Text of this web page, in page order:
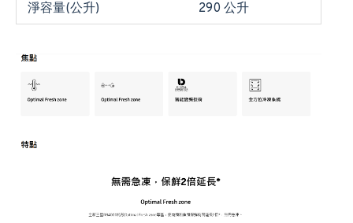
淨容量(公升)
290 公升